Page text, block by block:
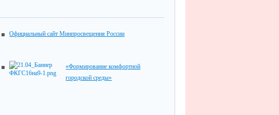
Официальный сайт Минпросвещения России
«Формирование комфортной
городской среды»